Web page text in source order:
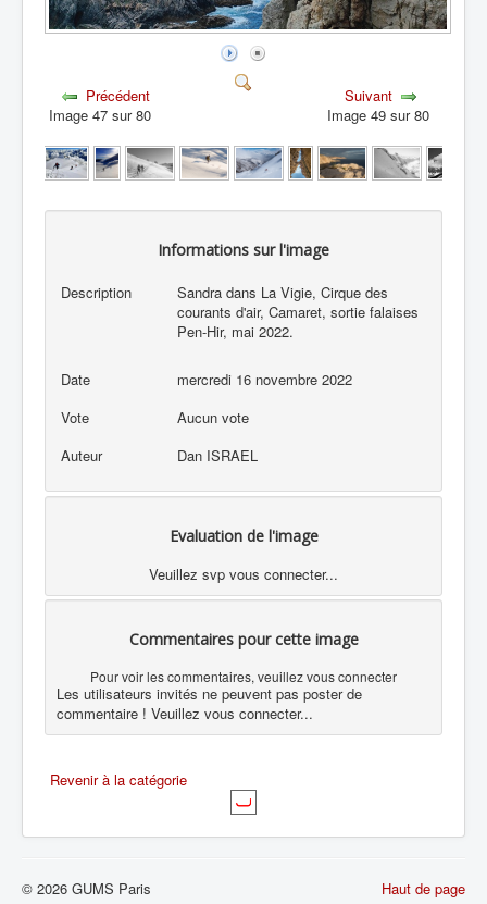
Précédent
Image 47 sur 80
Suivant
Image 49 sur 80
Informations sur l'image
Description
Sandra dans La Vigie, Cirque des
courants d'air, Camaret, sortie falaises
Pen-Hir, mai 2022.
Date
mercredi 16 novembre 2022
Vote
Aucun vote
Auteur
Dan ISRAEL
Evaluation de l'image
Veuillez svp vous connecter...
Commentaires pour cette image
Pour voir les commentaires, veuillez vous connecter
Les utilisateurs invités ne peuvent pas poster de
commentaire ! Veuillez vous connecter...
Revenir à la catégorie
Haut de page
© 2026 GUMS Paris